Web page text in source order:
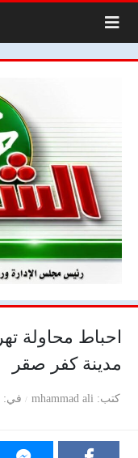
مدينة كفر صقر
كتب mhammad ali في